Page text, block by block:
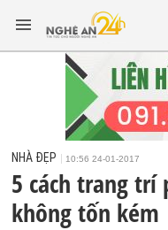
NHÀ ĐẸP 10:56 24-01-2017
5 cách trang
không tốn kém